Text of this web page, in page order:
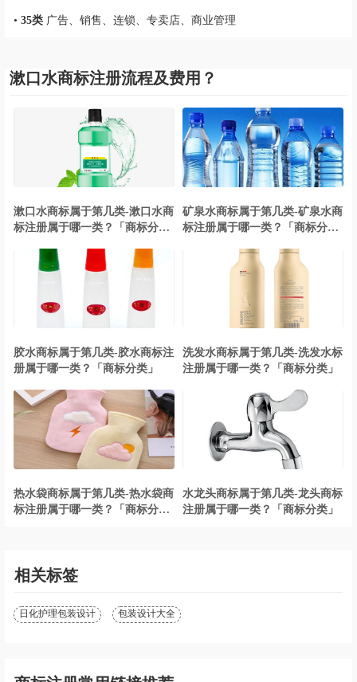
• 35类 广告、销售、连锁、专卖店、商业管理
漱口水商标注册流程及费用？
漱口水商标属于第几类-漱口水商
标注册属于哪一类？「商标分
矿泉水商标属于第几类-矿泉水商
标注册属于哪一类？「商标分
胶水商标属于第几类-胶水商标注
册属于哪一类？「商标分类」
洗发水商标属于第几类-洗发水标
注册属于哪一类？「商标分类」
热水袋商标属于第几类-热水袋商
标注册属于哪一类？「商标分
水龙头商标属于第几类-龙头商标
注册属于哪一类？「商标分类」
相关标签
日化护理包装设计 包装设计大全